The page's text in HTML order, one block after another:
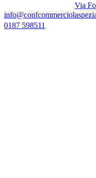
Via
0187 598511